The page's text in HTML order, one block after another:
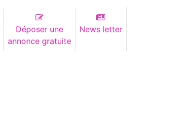
Déposer une
annonce gratuite
News letter